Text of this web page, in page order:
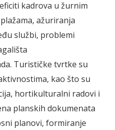
kadrova u žurnim
ažuriranja
službi, problemi
Turističke tvrtke su
kao što su
hortikulturalni radovi i
planskih dokumenata
planovi, formiranje